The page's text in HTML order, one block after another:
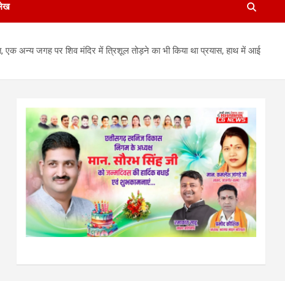
एक अन्य जगह पर शिव मंदिर में त्रिशूल तोड़ने का भी किया था प्रयास, हाथ में आई